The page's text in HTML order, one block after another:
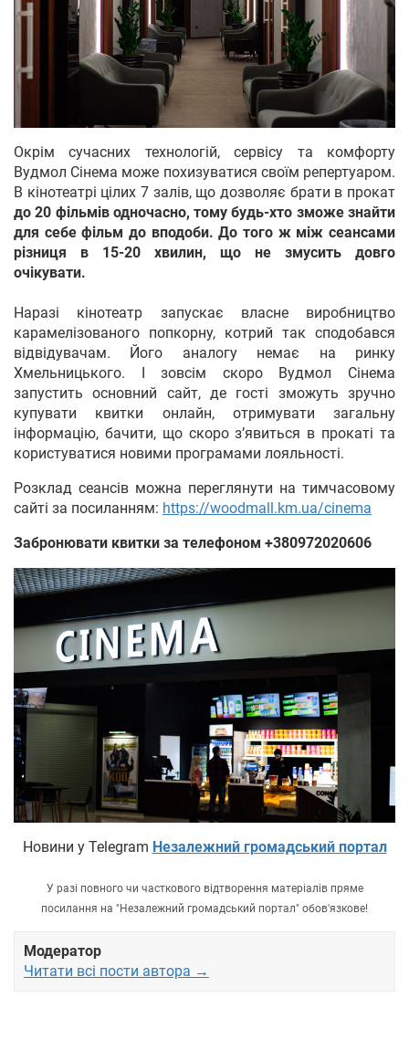
Окрім сучасних технологій, сервісу та комфорту
Вудмол Сінема може похизуватися своїм репертуаром.
В кінотеатрі цілих 7 залів, що дозволяє брати в прокат
до 20 фільмів одночасно, тому будь-хто зможе знайти
для себе фільм до вподоби. До того ж між сеансами
різниця в 15-20 хвилин, що не змусить довго
очікувати.
Наразі кінотеатр запускає власне виробництво
карамелізованого попкорну, котрий так сподобався
відвідувачам. Його аналогу немає на ринку
Хмельницького. І зовсім скоро Вудмол Сінема
запустить основний сайт, де гості зможуть зручно
купувати квитки онлайн, отримувати загальну
інформацію, бачити, що скоро з’явиться в прокаті та
користуватися новими програмами лояльності.
Розклад сеансів можна переглянути на тимчасовому
сайті за посиланням: https://woodmall.km.ua/cinema
Забронювати квитки за телефоном +380972020606
Новини у Telegram Незалежний громадський портал
У разі повного чи часткового відтворення матеріалів пряме
посилання на "Незалежний громадський портал" обов'язкове!
Модератор
Читати всі пости автора →